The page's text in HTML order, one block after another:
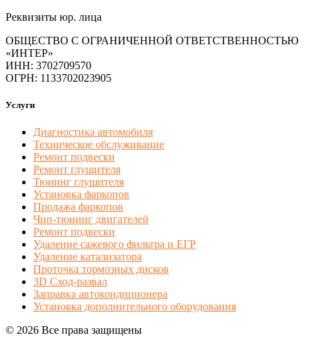
Реквизиты юр. лица
ОБЩЕСТВО С ОГРАНИЧЕННОЙ ОТВЕТСТВЕННОСТЬЮ
«ИНТЕР»
ИНН: 3702709570
ОГРН: 1133702023905
Услуги
Диагностика автомобиля
Техническое обслуживание
Ремонт подвески
Ремонт глушителя
Тюнинг глушителя
Установка фаркопов
Продажа фаркопов
Чип-тюнинг двигателей
Ремонт подвески
Удаление сажевого фильтра и ЕГР
Удаление катализатора
Проточка тормозных дисков
3D Сход-развал
Заправка автокондиционера
Установка дополнительного оборудования
© 2026 Все права защищены